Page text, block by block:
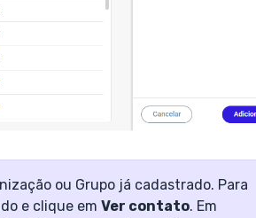
ou Grupo já cadastrado. Para
e clique em Ver contato. Em